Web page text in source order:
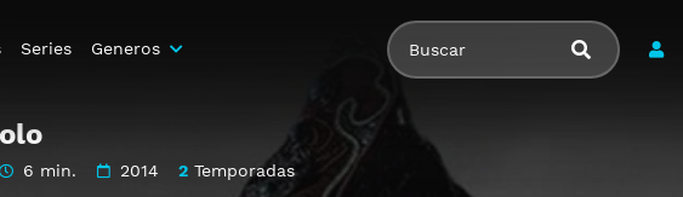
Series Generos
6 min. 2014 2Temporadas